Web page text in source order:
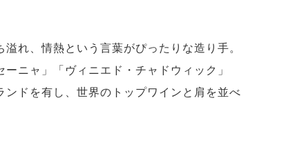
れ、情熱という言葉がぴったりな造り手。
ニャ」「ヴィニエド・チャドウィック」
ンドを有し、世界のトップワインと肩を並べ